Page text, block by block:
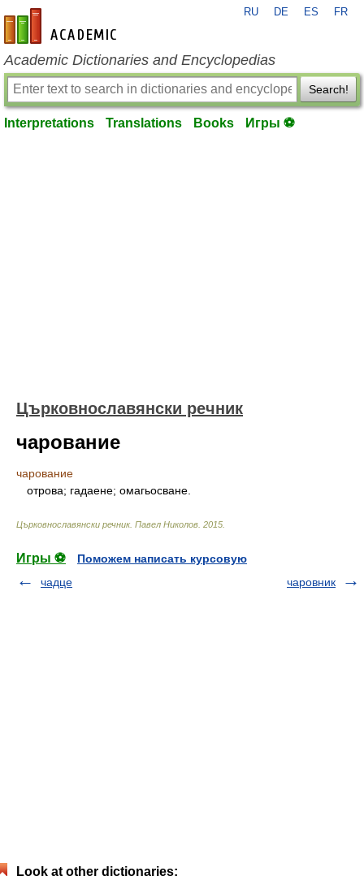
en-academic.com
RU DE ES FR
Academic Dictionaries and Encyclopedias
Search!
Interpretations Translations Books Игры ⚽
Църковнославянски речник
чарование
чарование
отрова; гадаене; омагьосване.
Църковнославянски речник. Павел Николов 2015
Игры ⚽
Поможем написать курсовую
чадце
чаровник
Look at other dictionaries: